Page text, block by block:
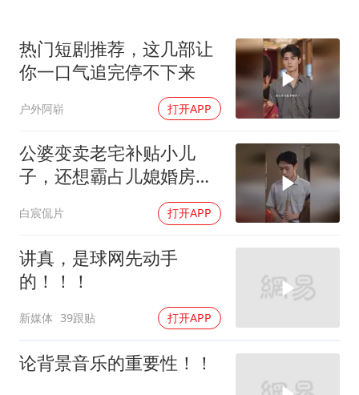
41岁女子为鼓励女儿考上985研究生
奋进开新局 实干挑大梁
热门短剧推荐，这几部让
你一口气追完停不下来
户外阿崭 打开APP
公婆变卖老宅补贴小儿
子，还想霸占儿媳婚房，
白宸侃片 打开APP
讲真，是球网先动手
的！！！
新媒体 39跟贴 打开APP
论背景音乐的重要性！！